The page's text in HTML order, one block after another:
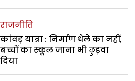
राजनीति
कांवड़ यात्रा : निर्माण धेले का नहीं,
बच्चों का स्कूल जाना भी छुड़वा
दिया